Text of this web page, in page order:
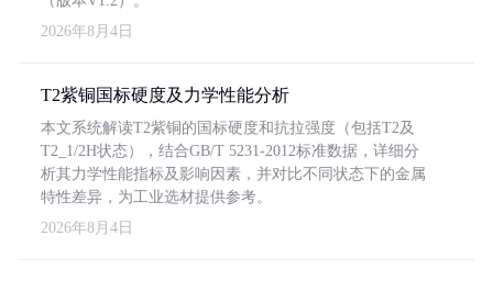
2026年8月4日
T2紫铜国标硬度及力学性能分析
本文系统解读T2紫铜的国标硬度和抗拉强度（包括T2及
T2_1/2H状态），结合GB/T 5231-2012标准数据，详细分
析其力学性能指标及影响因素，并对比不同状态下的金属
特性差异，为工业选材提供参考。
2026年8月4日